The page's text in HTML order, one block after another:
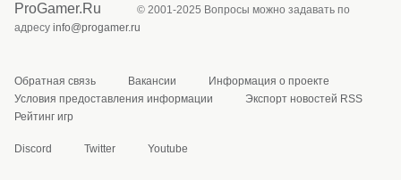
ProGamer.Ru
© 2001-2025 Вопросы можно задавать по
адресу info@progamer.ru
Обратная связь Вакансии
Информация о проекте
Условия предоставления информации
Экспорт новостей RSS
Рейтинг игр
Discord Twitter Youtube